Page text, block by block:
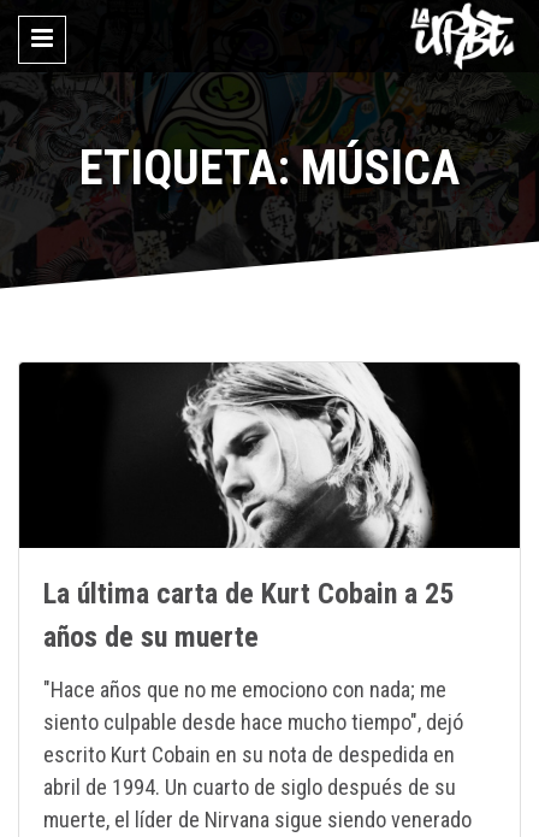
ETIQUETA: MÚSICA
La última carta de Kurt Cobain a 25
años de su muerte
"Hace años que no me emociono con nada; me
siento culpable desde hace mucho tiempo", dejó
escrito Kurt Cobain en su nota de despedida en
abril de 1994. Un cuarto de siglo después de su
muerte, el líder de Nirvana sigue siendo venerado